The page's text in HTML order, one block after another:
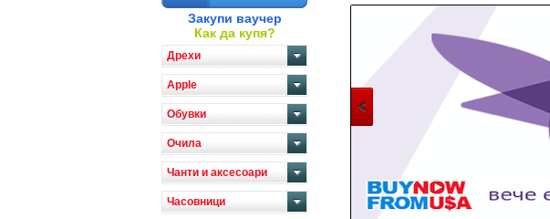
Закупи ваучер
Как да купя?
Дрехи
Apple
Обувки
Очила
Чанти и аксесоари
Часовници